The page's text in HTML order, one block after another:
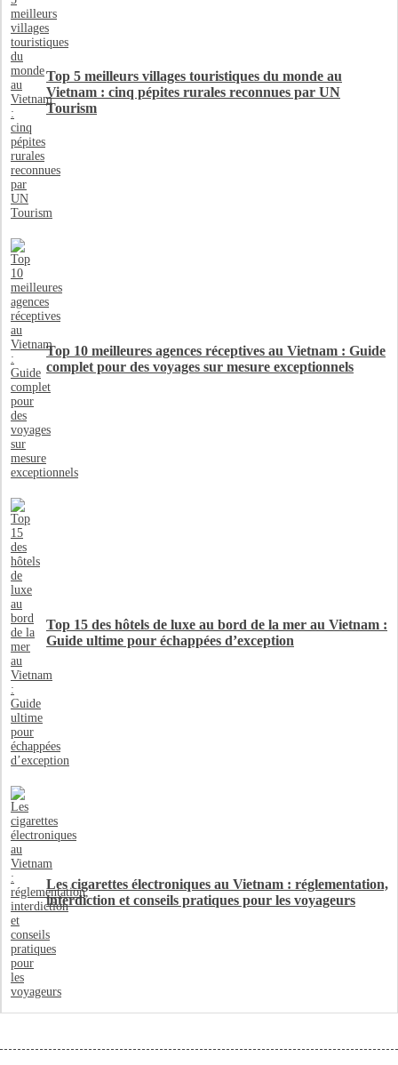
Top 5 meilleurs villages touristiques du monde au
Vietnam : cinq pépites rurales reconnues par UN
Tourism
Top 10 meilleures agences réceptives au Vietnam : Guide
complet pour des voyages sur mesure exceptionnels
Top 15 des hôtels de luxe au bord de la mer au Vietnam :
Guide ultime pour échappées d’exception
Les cigarettes électroniques au Vietnam : réglementation,
interdiction et conseils pratiques pour les voyageurs